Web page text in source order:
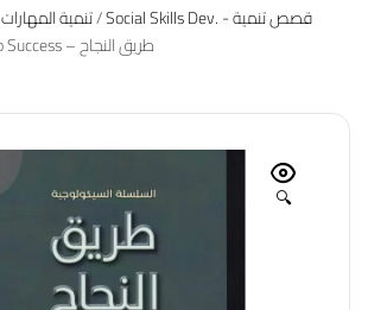
Social Skills - تنمية المهارات/Social Skills Dev. - قصص تنمية
/ The Road to Success – طريق النجاح
🔍